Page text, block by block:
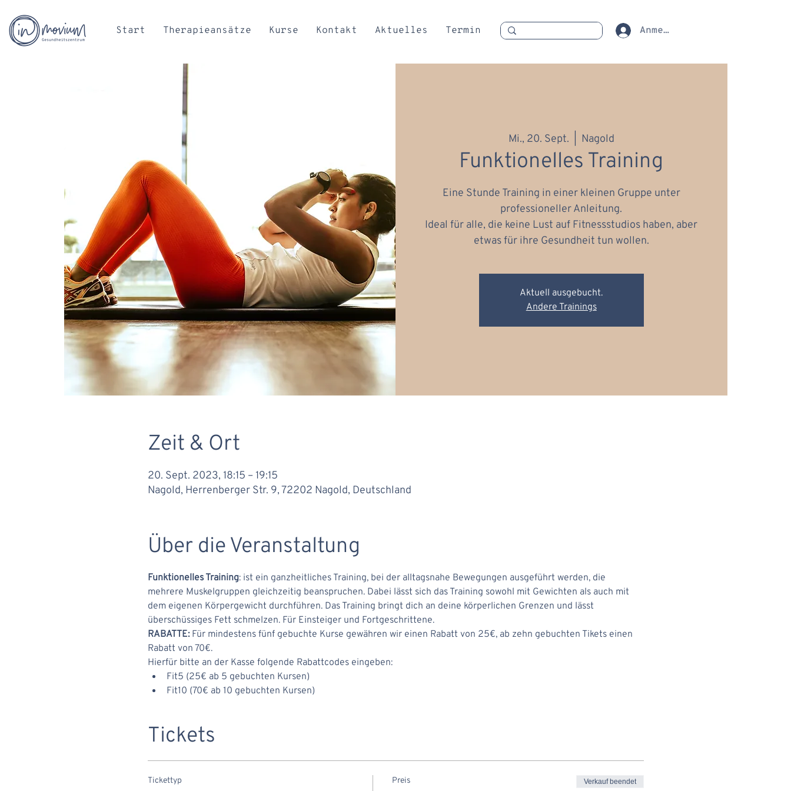
Start Therapieansätze Kurse Kontakt Aktuelles Termin Anmelden
Mi., 20. Sept. Nagold
Funktionelles Training
Eine Stunde Training in einer kleinen Gruppe unter
professioneller Anleitung.
Ideal für alle, die keine Lust auf Fitnessstudios haben, aber
etwas für ihre Gesundheit tun wollen.
Aktuell ausgebucht.
Andere Trainings
Zeit & Ort
20. Sept. 2023, 18:15 – 19:15
Nagold, Herrenberger Str. 9, 72202 Nagold, Deutschland
Über die Veranstaltung
Funktionelles Training: ist ein ganzheitliches Training, bei der alltagsnahe Bewegungen ausgeführt werden, die
mehrere Muskelgruppen gleichzeitig beanspruchen. Dabei lässt sich das Training sowohl mit Gewichten als auch mit
dem eigenen Körpergewicht durchführen. Das Training bringt dich an deine körperlichen Grenzen und lässt
überschüssiges Fett schmelzen. Für Einsteiger und Fortgeschrittene.
RABATTE: Für mindestens fünf gebuchte Kurse gewähren wir einen Rabatt von 25€, ab zehn gebuchten Tikets einen
Rabatt von 70€.
Hierfür bitte an der Kasse folgende Rabattcodes eingeben:
Fit5 (25€ ab 5 gebuchten Kursen)
Fit10 (70€ ab 10 gebuchten Kursen)
Tickets
Tickettyp Preis Verkauf beendet